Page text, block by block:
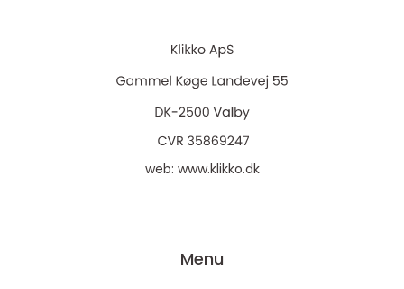
web: www.klikko.dk
Menu